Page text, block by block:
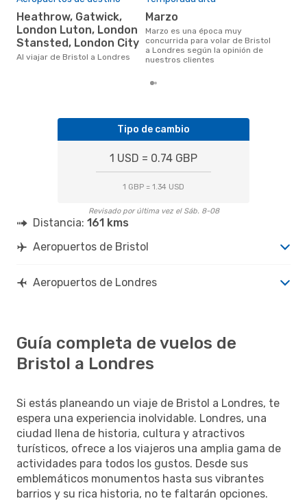
Heathrow, Gatwick,
London Luton, London
Stansted, London City
Al viajar de Bristol a Londres
marzo
marzo es una época muy
concurrida para volar de Bristol
a Londres según la opinión de
nuestros clientes
Tipo de cambio
1 USD = 0.74 GBP
1 GBP = 1.34 USD
Revisado por última vez el Sáb. 8-08
Distancia: 161 kms
Aeropuertos de Bristol
Aeropuertos de Londres
Guía completa de vuelos de
Bristol a Londres
Si estás planeando un viaje de Bristol a Londres, te
espera una experiencia inolvidable. Londres, una
ciudad llena de historia, cultura y atractivos
turísticos, ofrece a los viajeros una amplia gama de
actividades para todos los gustos. Desde sus
emblemáticos monumentos hasta sus vibrantes
barrios y su rica historia, no te faltarán opciones.